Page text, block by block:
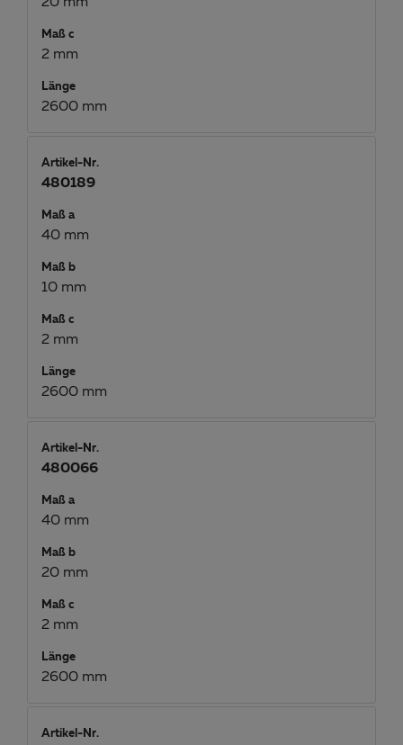
Maß c
2 mm
Länge
2600 mm
Artikel-Nr.
480189
Maß a
40 mm
Maß b
10 mm
Maß c
2 mm
Länge
2600 mm
Artikel-Nr.
480066
Maß a
40 mm
Maß b
20 mm
Maß c
2 mm
Länge
2600 mm
Artikel-Nr.